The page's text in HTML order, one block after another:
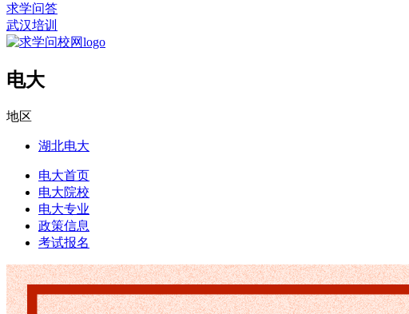
求学问答
武汉培训
电大
地区
湖北电大
电大首页
电大院校
电大专业
政策信息
考试报名